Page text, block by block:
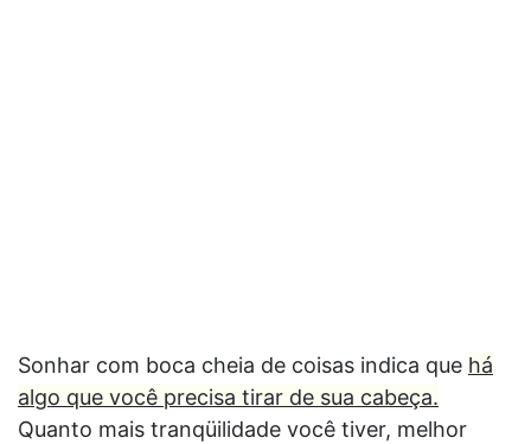
Sonhar com boca cheia de coisas indica que há
algo que você precisa tirar de sua cabeça.
Quanto mais tranqüilidade você tiver, melhor